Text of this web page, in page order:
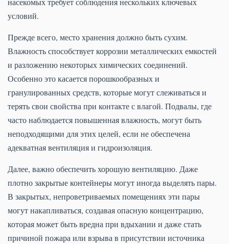
условий.
Прежде всего, место хранения должно быть сухим.
Влажность способствует коррозии металлических емкостей
и разложению некоторых химических соединений.
Особенно это касается порошкообразных и
гранулированных средств, которые могут слеживаться и
терять свои свойства при контакте с влагой. Подвалы, где
часто наблюдается повышенная влажность, могут быть
неподходящими для этих целей, если не обеспечена
адекватная вентиляция и гидроизоляция.
Далее, важно обеспечить хорошую вентиляцию. Даже
плотно закрытые контейнеры могут иногда выделять пары.
В закрытых, непроветриваемых помещениях эти пары
могут накапливаться, создавая опасную концентрацию,
которая может быть вредна при вдыхании и даже стать
причиной пожара или взрыва в присутствии источника